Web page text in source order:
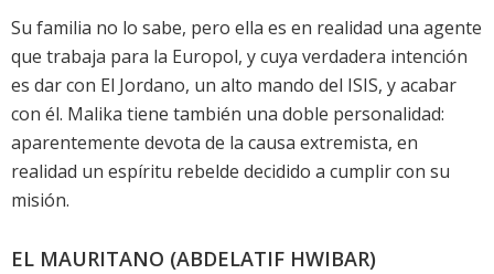
Su familia no lo sabe, pero ella es en realidad una agente
que trabaja para la Europol, y cuya verdadera intención
es dar con El Jordano, un alto mando del ISIS, y acabar
con él. Malika tiene también una doble personalidad:
aparentemente devota de la causa extremista, en
realidad un espíritu rebelde decidido a cumplir con su
misión.
EL MAURITANO (ABDELATIF HWIBAR)